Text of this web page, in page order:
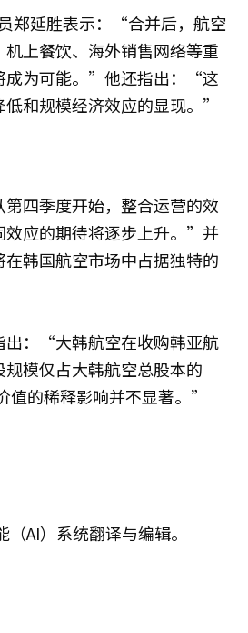
郑延胜表示：“合并后，航空
上餐饮、海外销售网络等重
成为可能。”他还指出：“这
和规模经济效应的显现。”
四季度开始，整合运营的效
效应的期待将逐步上升。”并
韩国航空市场中占据独特的
出：“大韩航空在收购韩亚航
模仅占大韩航空总股本的
值的稀释影响并不显著。”
AI）系统翻译与编辑。